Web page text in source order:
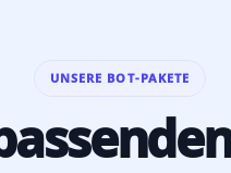
UNSERE BOT-PAKETE